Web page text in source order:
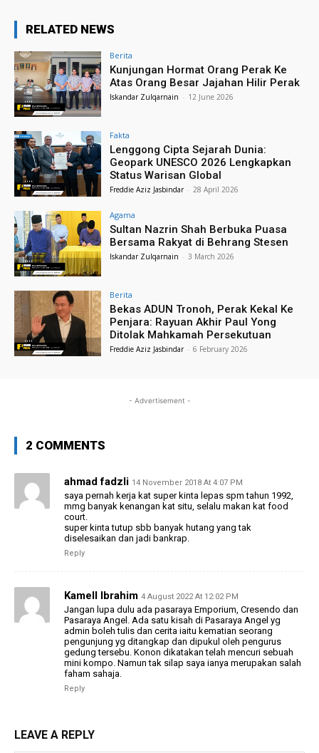
RELATED NEWS
Berita
Kunjungan Hormat Orang Perak Ke
Atas Orang Besar Jajahan Hilir Perak
Iskandar Zulqarnain - 12 June 2026
Fakta
Lenggong Cipta Sejarah Dunia:
Geopark UNESCO 2026 Lengkapkan
Status Warisan Global
Freddie Aziz Jasbindar - 28 April 2026
Agama
Sultan Nazrin Shah Berbuka Puasa
Bersama Rakyat di Behrang Stesen
Iskandar Zulqarnain - 3 March 2026
Berita
Bekas ADUN Tronoh, Perak Kekal Ke
Penjara: Rayuan Akhir Paul Yong
Ditolak Mahkamah Persekutuan
Freddie Aziz Jasbindar - 6 February 2026
- Advertisement -
2 COMMENTS
ahmad fadzli 14 November 2018 At 4:07 PM
saya pernah kerja kat super kinta lepas spm tahun 1992,
mmg banyak kenangan kat situ, selalu makan kat food
court.
super kinta tutup sbb banyak hutang yang tak
diselesaikan dan jadi bankrap.
Reply
Kamell Ibrahim 4 August 2022 At 12:02 PM
Jangan lupa dulu ada pasaraya Emporium, Cresendo dan
Pasaraya Angel. Ada satu kisah di Pasaraya Angel yg
admin boleh tulis dan cerita iaitu kematian seorang
pengunjung yg ditangkap dan dipukul oleh pengurus
gedung tersebu. Konon dikatakan telah mencuri sebuah
mini kompo. Namun tak silap saya ianya merupakan salah
faham sahaja.
Reply
LEAVE A REPLY